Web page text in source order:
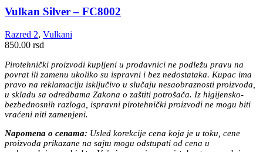
Vulkan Silver – FC8002
Razred 2, Vulkani
850.00 rsd
Pirotehnički proizvodi kupljeni u prodavnici ne podležu pravu na
povrat ili zamenu ukoliko su ispravni i bez nedostataka. Kupac ima
pravo na reklamaciju isključivo u slučaju nesaobraznosti proizvoda,
u skladu sa odredbama Zakona o zaštiti potrošača. Iz higijensko-
bezbednosnih razloga, ispravni pirotehnički proizvodi ne mogu biti
vraćeni niti zamenjeni.
Napomena o cenama: Usled korekcije cena koja je u toku, cene
proizvoda prikazane na sajtu mogu odstupati od cena u